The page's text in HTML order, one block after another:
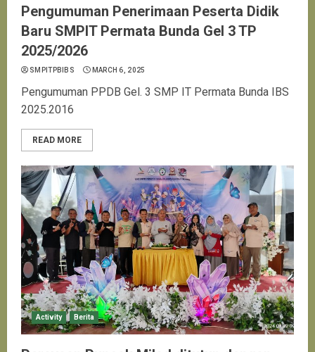
Pengumuman Penerimaan Peserta Didik
Baru SMPIT Permata Bunda Gel 3 TP
2025/2026
SMPITPBIBS MARCH 6, 2025
Pengumuman PPDB Gel. 3 SMP IT Permata Bunda IBS
2025.2016
READ MORE
Activity Berita